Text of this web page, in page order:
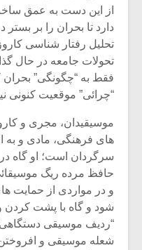
از این دست به عمق
دارد تا بحران را بر
تحلیل رفتار شناسی
تحولات جامعه در حال
فقط به “چگونگی” بحران
“چرائی” موقعیت کنونی
موسیقیدان، مجری و
های فرهنگی، مادی و به
سرگردان است؛ او گاه
حافظ مرده ریگ
و در مواردی از حمایت
شود و گاه با پشت کردن
“ردیف موسیقی
شعله موسیقی و